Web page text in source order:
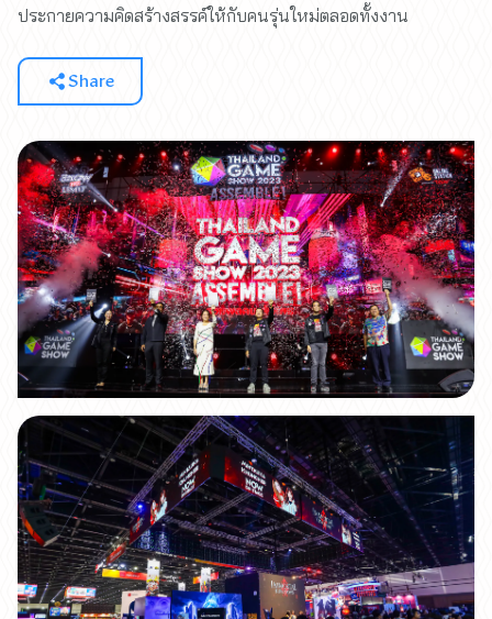
ประกายความคิดสร้างสรรค์ให้กับคนรุ่นใหม่ตลอดทั้งงาน
Share